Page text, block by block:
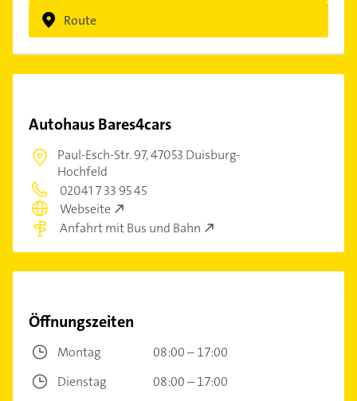
Route
Autohaus Bares4cars
Paul-Esch-Str. 97,47053 Duisburg-
Hochfeld
02041 7 33 95 45
Webseite
Anfahrt mit Bus und Bahn
Öffnungszeiten
Montag
08:00 – 17:00
Dienstag
08:00 – 17:00